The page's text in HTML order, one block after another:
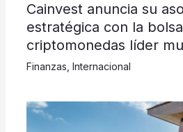
Cainvest anuncia su
estratégica con la
criptomonedas líder
Finanzas Internacional